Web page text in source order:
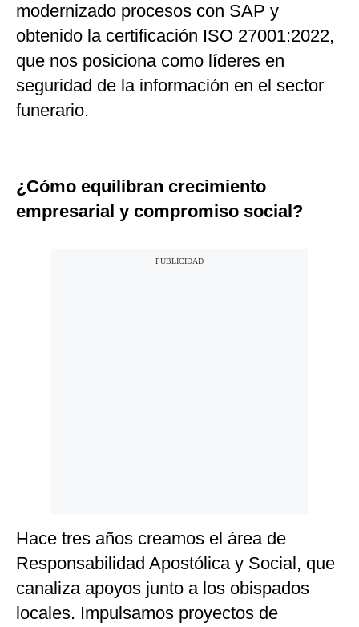
modernizado procesos con SAP y
obtenido la certificación ISO 27001:2022,
que nos posiciona como líderes en
seguridad de la información en el sector
funerario.
¿Cómo equilibran crecimiento
empresarial y compromiso social?
Hace tres años creamos el área de
Responsabilidad Apostólica y Social, que
canaliza apoyos junto a los obispados
locales. Impulsamos proyectos de